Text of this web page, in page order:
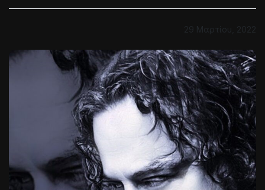
29 Μαρτίου, 2022